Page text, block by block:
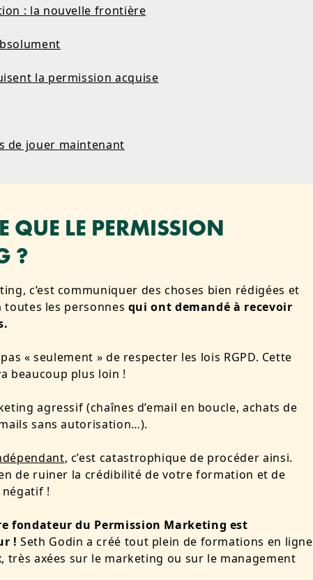
: la nouvelle frontière
la permission acquise
de jouer maintenant
QUE LE PERMISSION
?
c’est communiquer des choses bien rédigées et
toutes les personnes qui ont demandé à recevoir
« seulement » de respecter les lois RGPD. Cette
beaucoup plus loin !
agressif (chaînes d’email en boucle, achats de
sans autorisation…).
, c’est catastrophique de procéder ainsi.
de ruiner la crédibilité de votre formation et de
négatif !
fondateur du Permission Marketing est
! Seth Godin a créé tout plein de formations en ligne
très axées sur le marketing ou sur le management